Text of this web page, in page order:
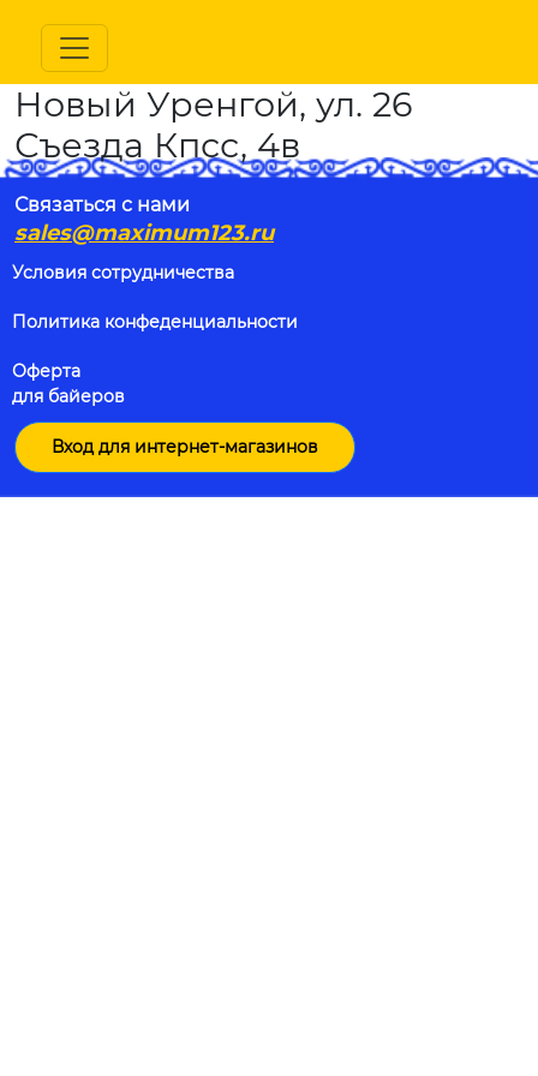
Новый Уренгой, ул. 26
Съезда Кпсс, 4в
Связаться с нами
sales@maximum123.ru
Условия сотрудничества
Политика конфеденциальности
Оферта
для байеров
Вход для интернет-магазинов